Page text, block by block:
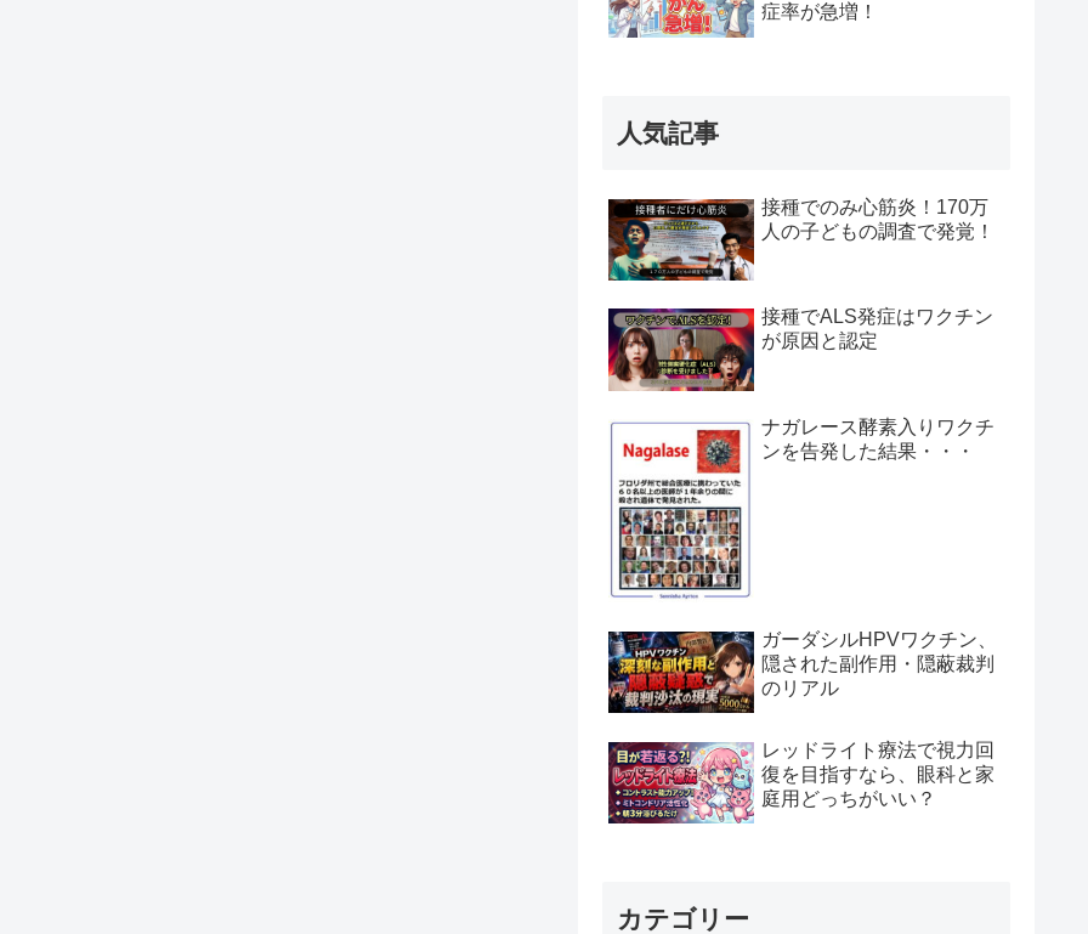
症率が急増！
人気記事
接種でのみ心筋炎！170万
人の子どもの調査で発覚！
接種でALS発症はワクチン
が原因と認定
ナガレース酵素入りワクチ
ンを告発した結果・・・
ガーダシルHPVワクチン、
隠された副作用・隠蔽裁判
のリアル
レッドライト療法で視力回
復を目指すなら、眼科と家
庭用どっちがいい？
カテゴリー